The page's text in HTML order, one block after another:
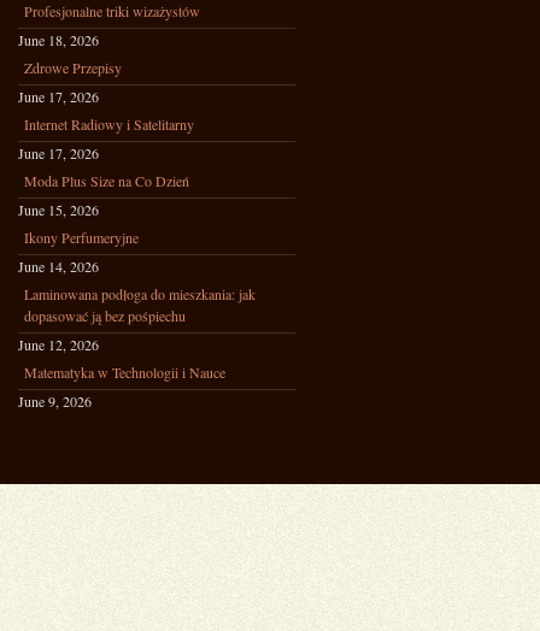
Profesjonalne triki wizażystów
June 18, 2026
Zdrowe Przepisy
June 17, 2026
Internet Radiowy i Satelitarny
June 17, 2026
Moda Plus Size na Co Dzień
June 15, 2026
Ikony Perfumeryjne
June 14, 2026
Laminowana podłoga do mieszkania: jak
dopasować ją bez pośpiechu
June 12, 2026
Matematyka w Technologii i Nauce
June 9, 2026